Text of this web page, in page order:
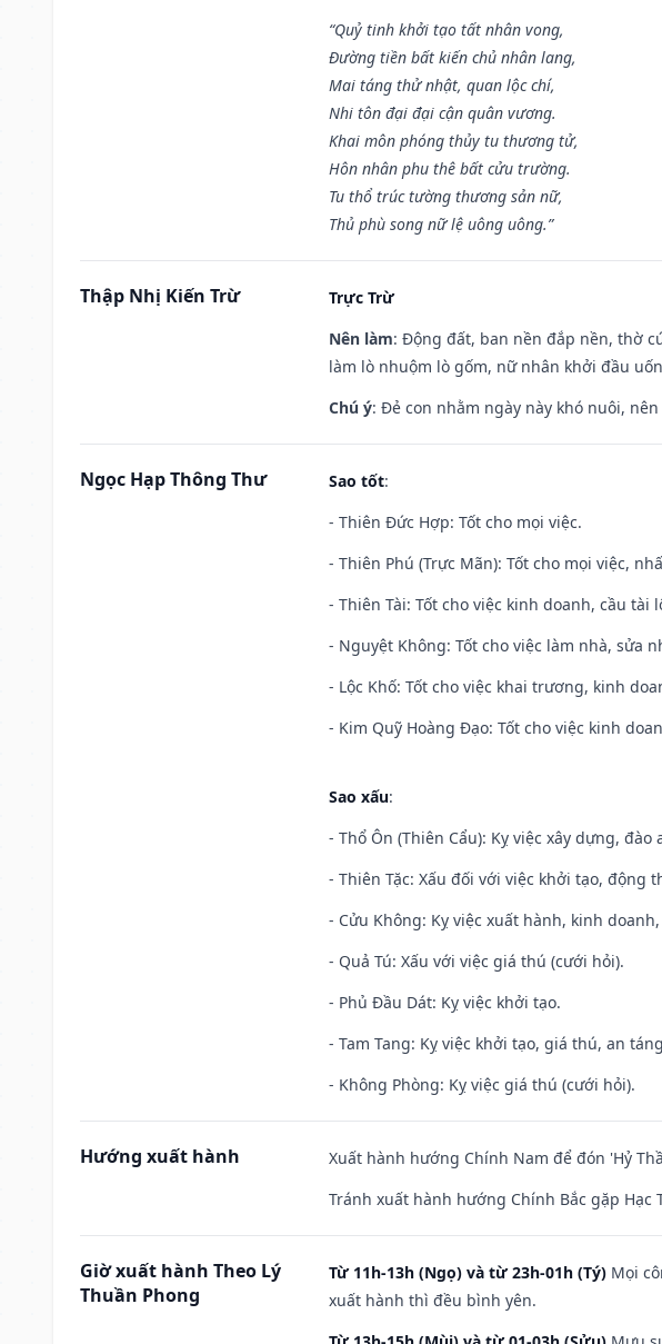
“Quỷ tinh khởi tạo tất nhân vong,
Đường tiền bất kiến chủ nhân lang,
Mai táng thử nhật, quan lộc chí,
Nhi tôn đại đại cận quân vương.
Khai môn phóng thủy tu thương tử,
Hôn nhân phu thê bất cửu trường.
Tu thổ trúc tường thương sản nữ,
Thủ phù song nữ lệ uông uông.”
Thập Nhị Kiến Trừ
Trực Trừ
Nên làm: Động đất, ban nền đắp nền, thờ
làm lò nhuộm lò gốm, nữ nhân khởi đầu
Chú ý: Đẻ con nhằm ngày này khó nuôi,
Ngọc Hạp Thông Thư Sao tốt:
- Thiên Đức Hợp: Tốt cho mọi việc.
- Thiên Phú (Trực Mãn): Tốt cho mọi việc,
- Thiên Tài: Tốt cho việc kinh doanh, cầu tài
- Nguyệt Không: Tốt cho việc làm nhà, sửa
- Lộc Khố: Tốt cho việc khai trương, kinh
- Kim Quỹ Hoàng Đạo: Tốt cho việc kinh
Sao xấu:
- Thổ Ôn (Thiên Cẩu): Kỵ việc xây dựng,
- Thiên Tặc: Xấu đối với việc khởi tạo, động
- Cửu Không: Kỵ việc xuất hành, kinh
- Quả Tú: Xấu với việc giá thú (cưới hỏi).
- Phủ Đầu Dát: Kỵ việc khởi tạo.
- Tam Tang: Kỵ việc khởi tạo, giá thú, an
- Không Phòng: Kỵ việc giá thú (cưới hỏi).
Hướng xuất hành
Xuất hành hướng Chính Nam để đón 'Hỷ
Tránh xuất hành hướng Chính Bắc gặp Hạc
Giờ xuất hành Theo Lý
Thuần Phong
Từ 11h-13h (Ngọ) và từ 23h-01h (Tý) Mọi
xuất hành thì đều bình yên.